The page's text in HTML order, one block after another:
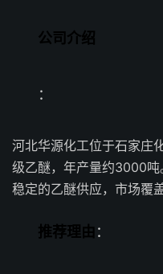
公司介绍
：
河北华源化工位于石家庄
级乙醚，年产量约3000
稳定的乙醚供应，市场覆
推荐理由 ：